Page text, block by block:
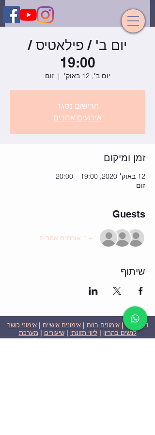
יום ב' / פילאטיס /
19:00
יום ב׳, 12 באוק׳
  |
זום
הרישום נסגר
אירועים אחרים
זמן ומיקום
12 באוק׳ 2020, 19:00 – 20:00
זום
Guests
+ 1 אורחים אחרים
שיתוף
דף הבית|אימונים בזום |אימונים אישיים |אימוני כושר
לנשים בהריון |ליווי תזונתי |שיעורים | מערכת
שבועית-אימונים בזום|תוכניות ומחירים|סרטוני